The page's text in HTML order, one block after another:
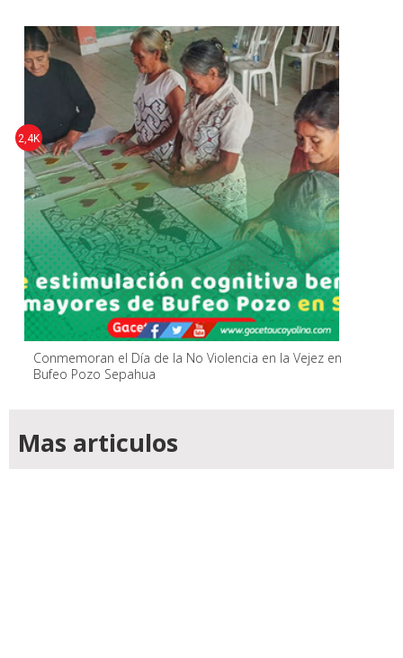
Conmemoran el Día de la No Violencia en la Vejez en
Bufeo Pozo Sepahua
2,4K
Mas articulos